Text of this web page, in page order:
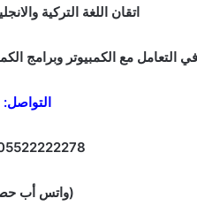
اتقان اللغة التركية
التعامل مع الكمبيوتر وبرامج
التواصل:
(واتس أب